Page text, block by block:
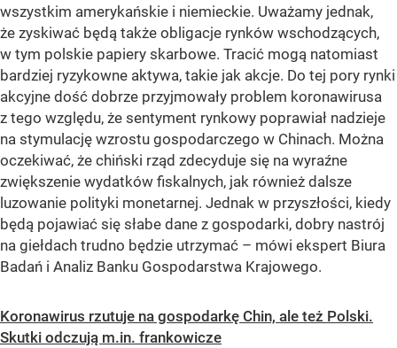
wszystkim amerykańskie i niemieckie. Uważamy jednak,
że zyskiwać będą także obligacje rynków wschodzących,
w tym polskie papiery skarbowe. Tracić mogą natomiast
bardziej ryzykowne aktywa, takie jak akcje. Do tej pory rynki
akcyjne dość dobrze przyjmowały problem koronawirusa
z tego względu, że sentyment rynkowy poprawiał nadzieje
na stymulację wzrostu gospodarczego w Chinach. Można
oczekiwać, że chiński rząd zdecyduje się na wyraźne
zwiększenie wydatków fiskalnych, jak również dalsze
luzowanie polityki monetarnej. Jednak w przyszłości, kiedy
będą pojawiać się słabe dane z gospodarki, dobry nastrój
na giełdach trudno będzie utrzymać – mówi ekspert Biura
Badań i Analiz Banku Gospodarstwa Krajowego.
Koronawirus rzutuje na gospodarkę Chin, ale też Polski.
Skutki odczują m.in. frankowicze